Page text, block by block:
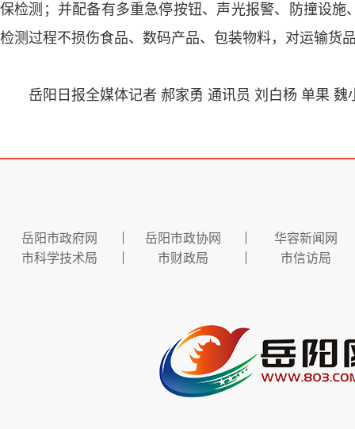
保检测；并配备有多重急停按钮、声光报警、防撞设
检测过程不损伤食品、数码产品、包装物料，对运输货
岳阳日报全媒体记者 郝家勇 通讯员 刘白杨 单果 魏
岳阳市政府网 岳阳市政协网
华容新闻网
市科学技术局
市财政局 市信访局